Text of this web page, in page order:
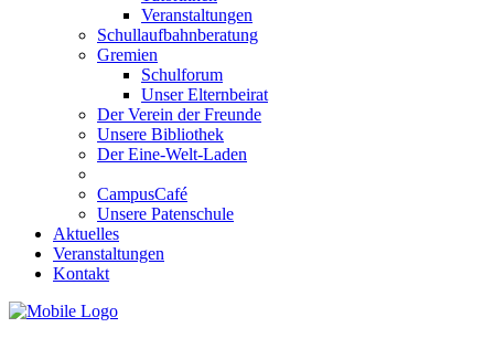
Veranstaltungen
Schullaufbahnberatung
Gremien
Schulforum
Unser Elternbeirat
Der Verein der Freunde
Unsere Bibliothek
Der Eine-Welt-Laden
CampusCafé
Unsere Patenschule
Aktuelles
Veranstaltungen
Kontakt